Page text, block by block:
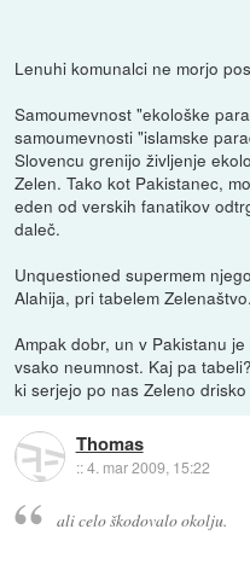
Lenuhi komunalci ne morjo
Samoumevnost "ekološke
samoumevnosti "islamske
Slovencu grenijo življenje
Zelen. Tako kot Pakistanec,
eden od verskih fanatikov
daleč.
Unquestioned supermem
Alahija, pri tabelem Zelenaštvo.
Ampak dobr, un v Pakistanu
vsako neumnost. Kaj pa
ki serjejo po nas Zeleno
Thomas
::4. mar 2009, 15:22
ali celo škodovalo okolju.